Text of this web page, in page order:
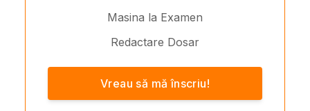
Masina la Examen
Redactare Dosar
Vreau să mă înscriu!